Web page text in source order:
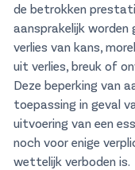
de betrokken
aansprakelijk worden
verlies van kans,
uit verlies, breuk of
Deze beperking van
toepassing in geval
uitvoering van een
noch voor enige
wettelijk verboden is.